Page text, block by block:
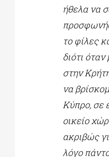
ήθελα να
το φίλες
διότι
στην
να
Κύπρο, σε
οικείο
ακριβώς
λόγο